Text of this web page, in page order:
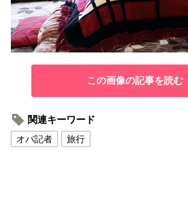
この画像の記事を読む
関連キーワード
オバ記者
旅行